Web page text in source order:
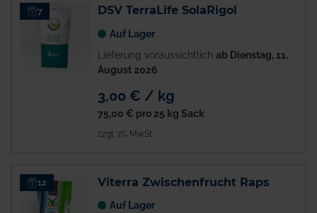
7 DSV TerraLife SolaRigol
Auf Lager
Lieferung voraussichtlich ab Dienstag, 11.
August 2026
3,00 € / kg
75,00 € pro 25 kg Sack
zzgl. 7% MwSt.
12 Viterra Zwischenfrucht Raps
Auf Lager